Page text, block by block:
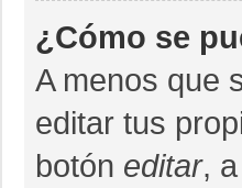
¿Cómo se
A menos que
editar tus
botón editar,